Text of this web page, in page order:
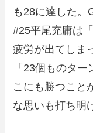
も28に達した。
#25平尾充庸は
疲労が出てしま
「23個ものタ
こにも勝つこと
な思いも打ち明